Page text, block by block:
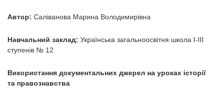
Автор: Саліванова Марина Володимирівна
Навчальний заклад: Українська загальноосвітня школа І-ІІІ
ступенів № 12
Використання документальних джерел на уроках історії
та правознавства